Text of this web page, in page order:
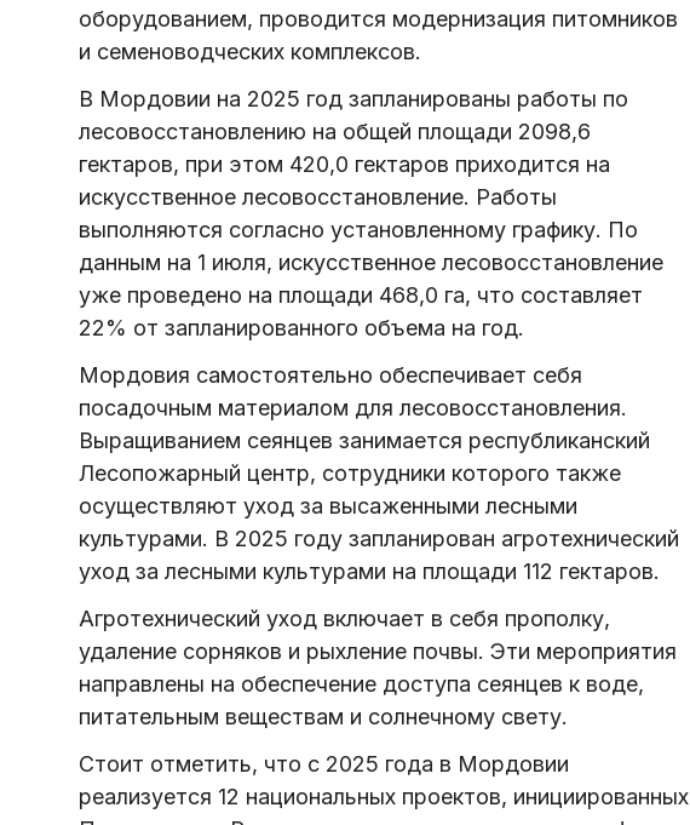
оборудованием, проводится модернизация питомников
и семеноводческих комплексов.
В Мордовии на 2025 год запланированы работы по
лесовосстановлению на общей площади 2098,6
гектаров, при этом 420,0 гектаров приходится на
искусственное лесовосстановление. Работы
выполняются согласно установленному графику. По
данным на 1 июля, искусственное лесовосстановление
уже проведено на площади 468,0 га, что составляет
22% от запланированного объема на год.
Мордовия самостоятельно обеспечивает себя
посадочным материалом для лесовосстановления.
Выращиванием сеянцев занимается республиканский
Лесопожарный центр, сотрудники которого также
осуществляют уход за высаженными лесными
культурами. В 2025 году запланирован агротехнический
уход за лесными культурами на площади 112 гектаров.
Агротехнический уход включает в себя прополку,
удаление сорняков и рыхление почвы. Эти мероприятия
направлены на обеспечение доступа сеянцев к воде,
питательным веществам и солнечному свету.
Стоит отметить, что с 2025 года в Мордовии
реализуется 12 национальных проектов, инициированных